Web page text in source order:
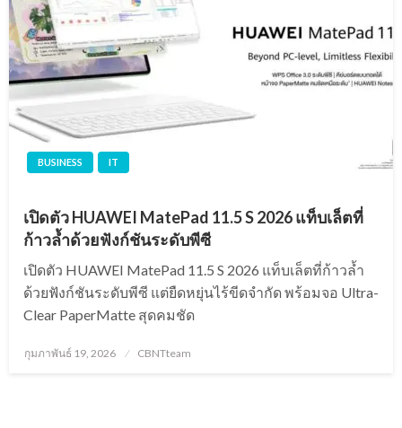
BUSINESS IT
เปิดตัว HUAWEI MatePad 11.5 S 2026 แท็บเล็ตที่
ก้าวล้ำด้วยฟังก์ชันระดับพีซี
เปิดตัว HUAWEI MatePad 11.5 S 2026 แท็บเล็ตที่ก้าวล้ำ
ด้วยฟังก์ชันระดับพีซี แต่ยืดหยุ่นไร้ขีดจำกัด พร้อมจอ Ultra-
Clear PaperMatte สุดคมชัด
Posted
กุมภาพันธ์ 19, 2026 CBNTteam